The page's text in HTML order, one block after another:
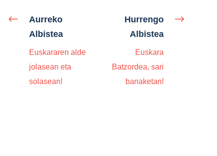
Aurreko
Albistea
Euskararen alde
jolasean eta
solasean!
Hurrengo
Albistea
Euskara
Batzordea, sari
banaketan!